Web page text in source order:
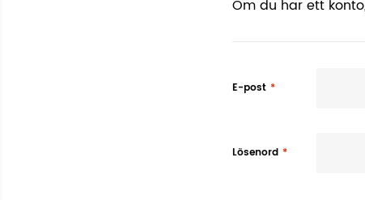
Om du har ett
E-post
Lösenord